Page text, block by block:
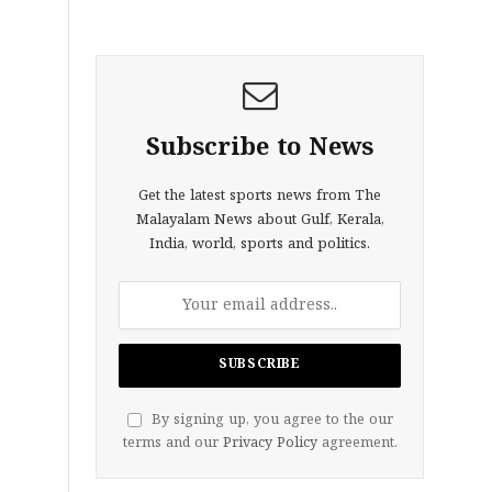
Subscribe to News
Get the latest sports news from The
Malayalam News about Gulf, Kerala,
India, world, sports and politics.
By signing up, you agree to the our
terms and our Privacy Policyagreement.